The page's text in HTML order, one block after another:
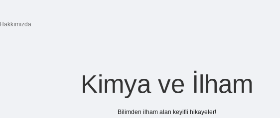
Hakkımızda
Kimya ve İlham
Bilimden ilham alan keyifli hikayeler!